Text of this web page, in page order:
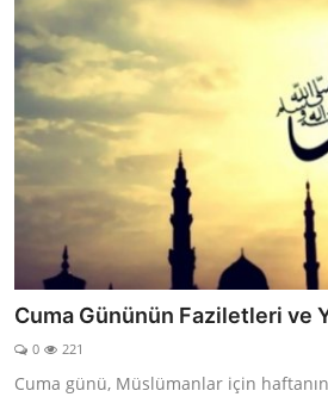
Cuma Gününün Faziletleri ve
0 221
Cuma günü, Müslümanlar için